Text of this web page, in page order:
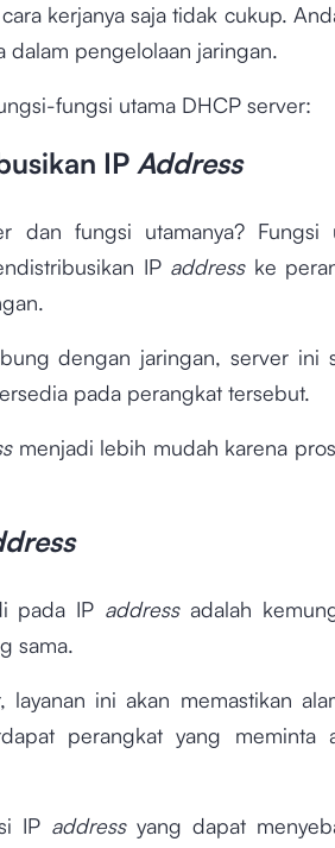
kerjanya saja tidak cukup.
dalam pengelolaan jaringan.
fungsi utama DHCP server:
IP Address
dan fungsi utamanya? Fungsi
IP addresske
dengan jaringan, server ini
pada perangkat tersebut.
menjadi lebih mudah karena
pada IP address adalah
sama.
ini akan memastikan
perangkat yang meminta
IP addressyang dapat